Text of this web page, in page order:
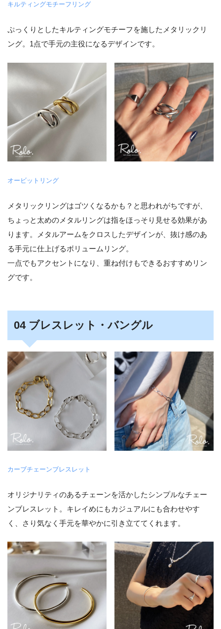
キルティングモチーフリング
ぷっくりとしたキルティングモチーフを施したメタリックリ
ング。1点で手元の主役になるデザインです。
オービットリング
メタリックリングはゴツくなるかも？と思われがちですが、
ちょっと太めのメタルリングは指をほっそり見せる効果があ
ります。メタルアームをクロスしたデザインが、抜け感のあ
る手元に仕上げるボリュームリング。
一点でもアクセントになり、重ね付けもできるおすすめリン
グです。
04 ブレスレット・バングル
カーブチェーンブレスレット
オリジナリティのあるチェーンを活かしたシンプルなチェー
ンブレスレット。キレイめにもカジュアルにも合わせやす
く、さり気なく手元を華やかに引き立ててくれます。